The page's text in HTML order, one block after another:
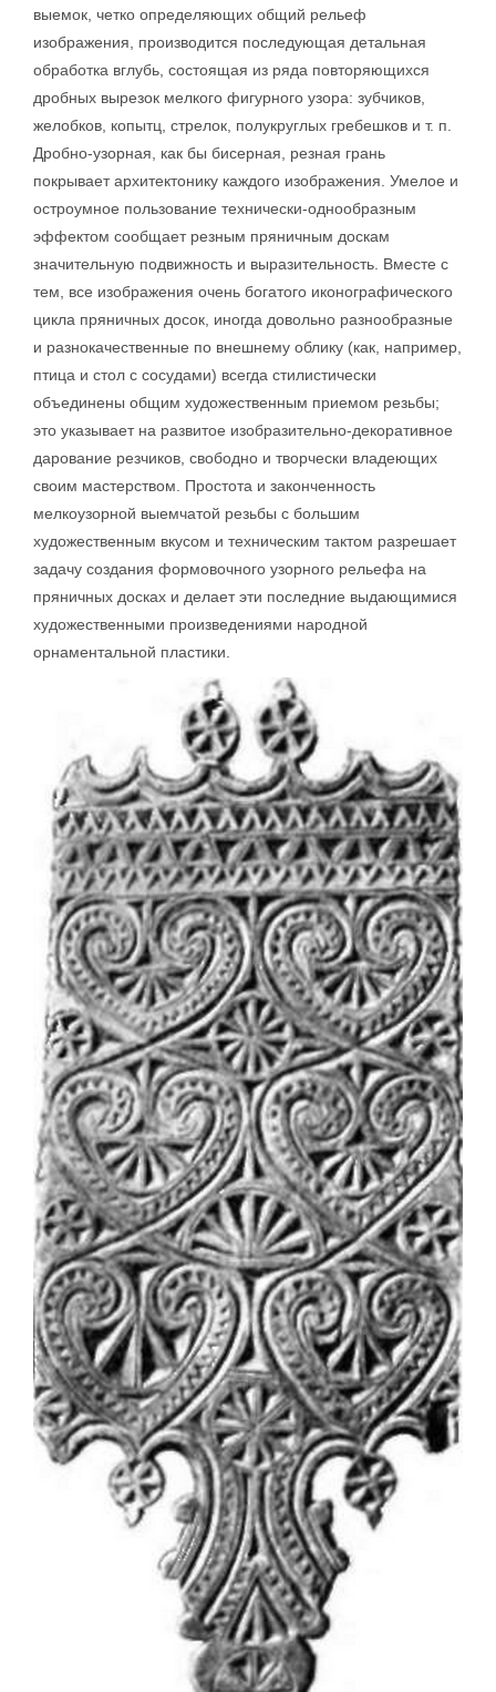
выемок, четко определяющих общий рельеф
изображения, производится последующая детальная
обработка вглубь, состоящая из ряда повторяющихся
дробных вырезок мелкого фигурного узора: зубчиков,
желобков, копытц, стрелок, полукруглых гребешков и т. п.
Дробно-узорная, как бы бисерная, резная грань
покрывает архитектонику каждого изображения. Умелое и
остроумное пользование технически-однообразным
эффектом сообщает резным пряничным доскам
значительную подвижность и выразительность. Вместе с
тем, все изображения очень богатого иконографического
цикла пряничных досок, иногда довольно разнообразные
и разнокачественные по внешнему облику (как, например,
птица и стол с сосудами) всегда стилистически
объединены общим художественным приемом резьбы;
это указывает на развитое изобразительно-декоративное
дарование резчиков, свободно и творчески владеющих
своим мастерством. Простота и законченность
мелкоузорной выемчатой резьбы с большим
художественным вкусом и техническим тактом разрешает
задачу создания формовочного узорного рельефа на
пряничных досках и делает эти последние выдающимися
художественными произведениями народной
орнаментальной пластики.